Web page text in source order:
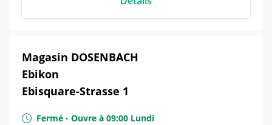
Magasin DOSENBACH
Ebikon
Ebisquare-Strasse 1
Fermé - Ouvre à 09:00 Lundi